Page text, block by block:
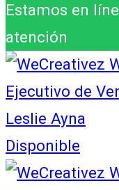
Estamos en
atención
Ejecutivo de
Leslie Ayna
Disponible